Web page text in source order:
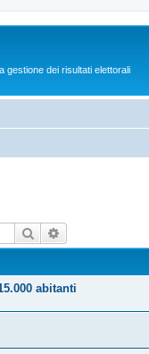
gestione dei risultati elettorali
Cerca
abitanti